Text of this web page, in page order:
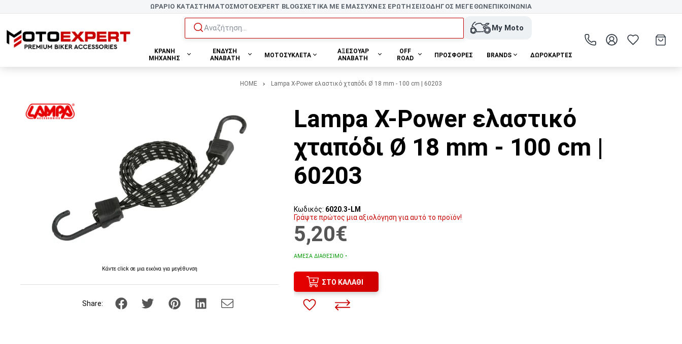
ΩΡΑΡΙΟ ΚΑΤΑΣΤΗΜΑΤΟΣMOTOEXPERT BLOGΣΧΕΤΙΚΑ ΜΕ ΕΜΑΣΣΥΧΝΕΣ ΕΡΩΤΗΣΕΙΣΟΔΗΓΟΣ ΜΕΓΕΘΩΝΕΠΙΚΟΙΝΩΝΙΑ
Αναζήτηση... My Moto
ΚΡΑΝΗ
ΜΗΧΑΝΗΣ
ΕΝΔΥΣΗ
ΑΝΑΒΑΤΗ
ΜΟΤΟΣΥΚΛΕΤΑ
ΑΞΕΣΟΥΑΡ
ΑΝΑΒΑΤΗ
OFF
ROAD
ΠΡΟΣΦΟΡΕΣ BRANDS ΔΩΡΟΚΆΡΤΕΣ
HOME Lampa X-Power ελαστικό χταπόδι Ø 18 mm - 100 cm | 60203
Κάντε click σε μια εικόνα για μεγέθυνση
Share:
Lampa X-Power ελαστικό
χταπόδι Ø 18 mm - 100 cm |
60203
Κωδικός: 6020.3-LM
Γράψτε πρώτος μια αξιολόγηση για αυτό το προϊόν!
5,20€
ΆΜΕΣΑ ΔΙΑΘΈΣΙΜΟ •
ΣΤΟ ΚΑΛΆΘΙ